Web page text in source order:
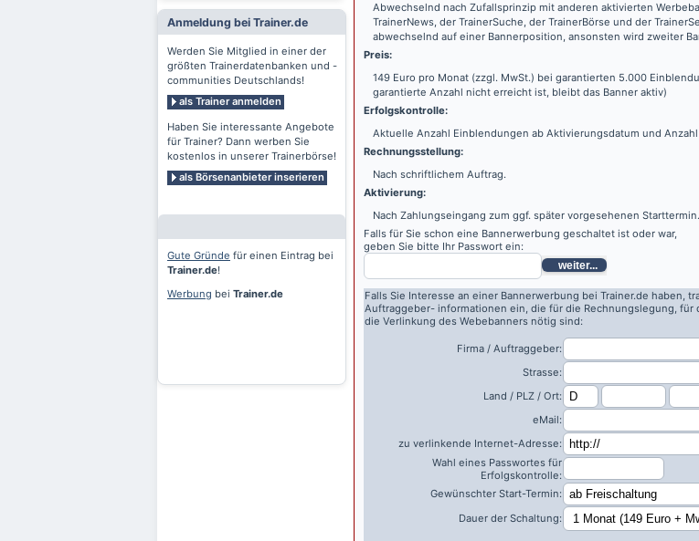
Anmeldung bei Trainer.de
Werden Sie Mitglied in einer der
größten Trainerdatenbanken und -
communities Deutschlands!
als Trainer anmelden
Haben Sie interessante Angebote
für Trainer? Dann werben Sie
kostenlos in unserer Trainerbörse!
als Börsenanbieter inserieren
Gute Gründe für einen Eintrag bei
Trainer.de!
Werbung bei Trainer.de
Abwechselnd nach Zufallsprinzip mit anderen aktivierten
TrainerNews, der TrainerSuche, der TrainerBörse und der
abwechselnd auf einer Bannerposition, ansonsten wird zweiter
Preis:
149 Euro pro Monat (zzgl. MwSt.) bei garantierten 5.000
garantierte Anzahl nicht erreicht ist, bleibt das Banner aktiv)
Erfolgskontrolle:
Aktuelle Anzahl Einblendungen ab Aktivierungsdatum und
Rechnungsstellung:
Nach schriftlichem Auftrag.
Aktivierung:
Nach Zahlungseingang zum ggf. später vorgesehenen Starttermin.
Falls für Sie schon eine Bannerwerbung geschaltet ist oder war,
geben Sie bitte Ihr Passwort ein:
weiter...
Falls Sie Interesse an einer Bannerwerbung bei Trainer.de haben,
Auftraggeber- informationen ein, die für die Rechnungslegung,
die Verlinkung des Webebanners nötig sind:
Firma / Auftraggeber:
Strasse:
Land / PLZ / Ort:
eMail:
zu verlinkende Internet-Adresse:
Wahl eines Passwortes für
Erfolgskontrolle:
Gewünschter Start-Termin:
Dauer der Schaltung: